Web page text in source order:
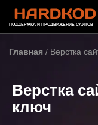
ПОДДЕРЖКА И ПРОДВИЖЕНИЕ САЙТОВ
Главная / Верстка
Верстка
ключ